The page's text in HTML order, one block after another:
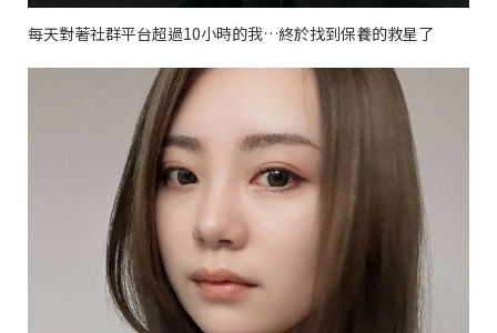
每天對著社群平台超過10小時的我…終於找到保養的救星了